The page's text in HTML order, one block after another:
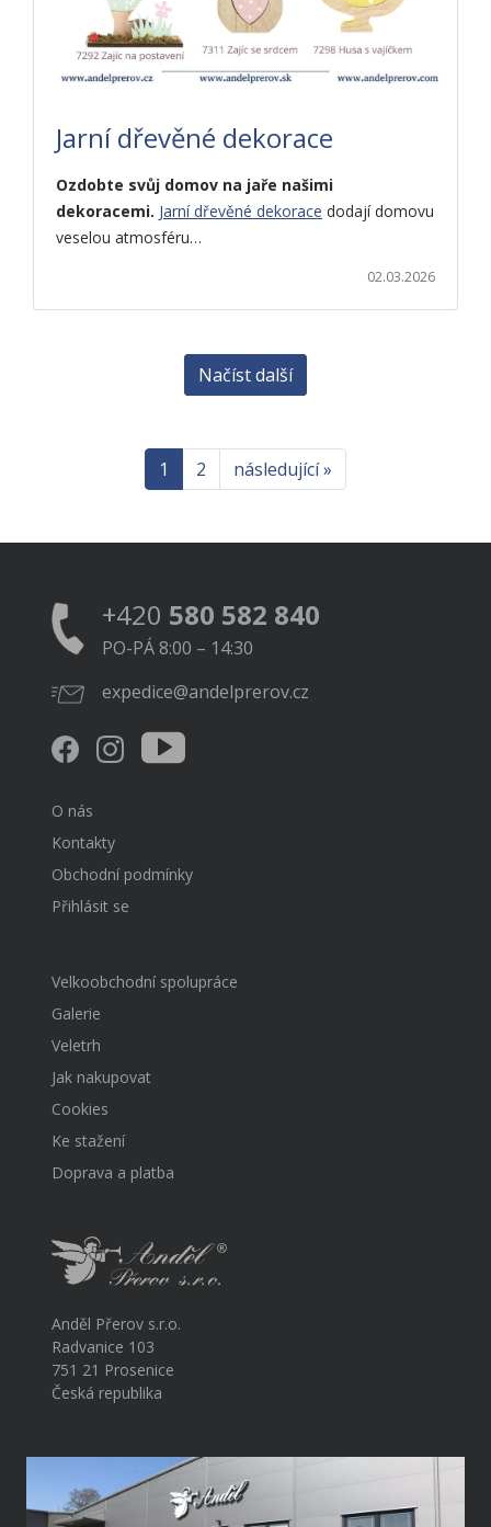
Jarní dřevěné dekorace
Ozdobte svůj domov na jaře našimi
dekoracemi. Jarní dřevěné dekorace dodají domovu
veselou atmosféru…
02.03.2026
Načíst další
1 2 následující »
+420 580 582 840
PO-PÁ 8:00 – 14:30
expedice@andelprerov.cz
O nás
Kontakty
Obchodní podmínky
Přihlásit se
Velkoobchodní spolupráce
Galerie
Veletrh
Jak nakupovat
Cookies
Ke stažení
Doprava a platba
Anděl Přerov s.r.o.
Radvanice 103
751 21 Prosenice
Česká republika